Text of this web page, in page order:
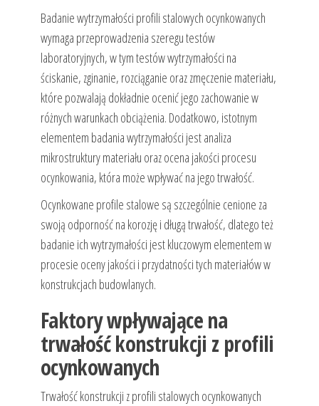
Badanie wytrzymałości profili stalowych ocynkowanych
wymaga przeprowadzenia szeregu testów
laboratoryjnych, w tym testów wytrzymałości na
ściskanie, zginanie, rozciąganie oraz zmęczenie materiału,
które pozwalają dokładnie ocenić jego zachowanie w
różnych warunkach obciążenia. Dodatkowo, istotnym
elementem badania wytrzymałości jest analiza
mikrostruktury materiału oraz ocena jakości procesu
ocynkowania, która może wpływać na jego trwałość.
Ocynkowane profile stalowe są szczególnie cenione za
swoją odporność na korozję i długą trwałość, dlatego też
badanie ich wytrzymałości jest kluczowym elementem w
procesie oceny jakości i przydatności tych materiałów w
konstrukcjach budowlanych.
Faktory wpływające na
trwałość konstrukcji z profili
ocynkowanych
Trwałość konstrukcji z profili stalowych ocynkowanych